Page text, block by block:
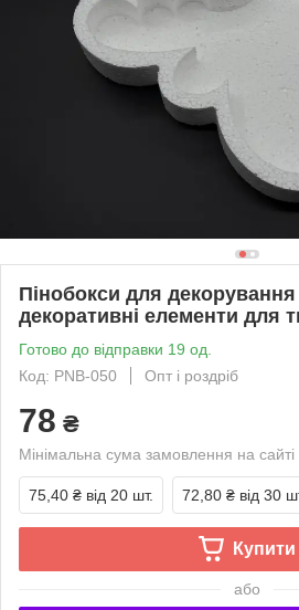
Пінобокси для
декоративні елементи для
Готово до відправки 19 од.
Код: PNB-050
Опт і роздріб
78 ₴
Мінімальна сума замовлення на
75,40 ₴ від 20 шт. 72,80 ₴ від 30
Купити
або